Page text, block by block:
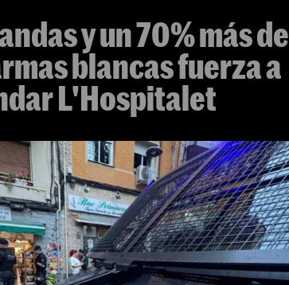
y un 70% más de
blancas fuerza a
L'Hospitalet